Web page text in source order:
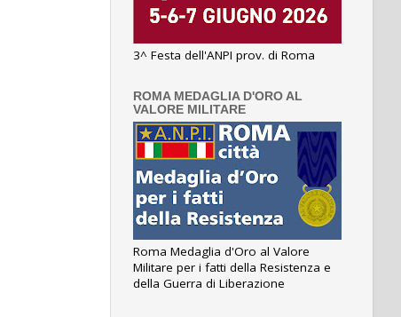
3^ Festa dell'ANPI prov. di Roma
ROMA MEDAGLIA D'ORO AL
VALORE MILITARE
Roma Medaglia d'Oro al Valore
Militare per i fatti della Resistenza e
della Guerra di Liberazione